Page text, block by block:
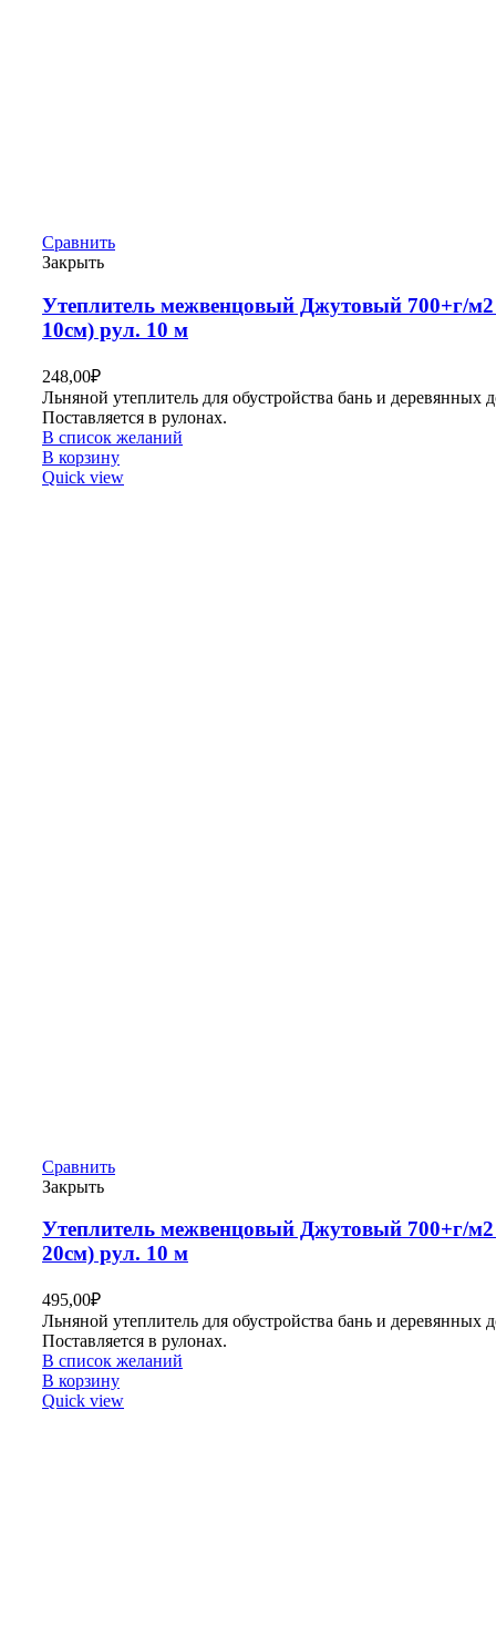
Сравнить
Закрыть
Утеплитель межвенцовый Джутовый 700+г/
10см) рул. 10 м
248,00₽
Льняной утеплитель для обустройства бань и деревянных
Поставляется в рулонах.
В список желаний
В корзину
Quick view
Сравнить
Закрыть
Утеплитель межвенцовый Джутовый 700+г/
20см) рул. 10 м
495,00₽
Льняной утеплитель для обустройства бань и деревянных
Поставляется в рулонах.
В список желаний
В корзину
Quick view